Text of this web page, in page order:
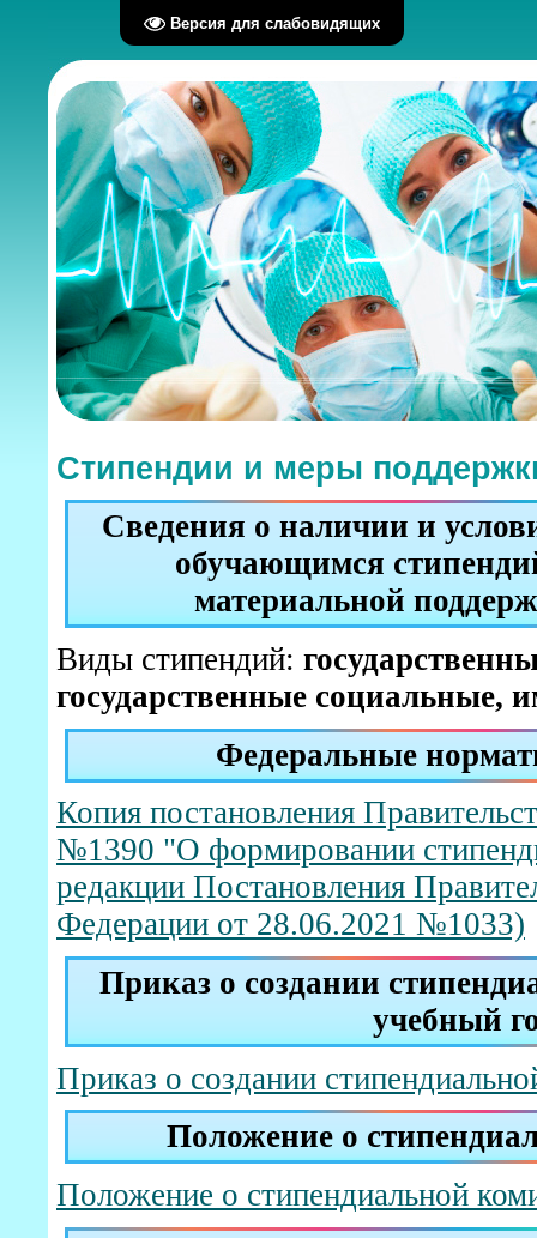
Версия для слабовидящих
Стипендии и меры
Сведения о наличии и
обучающимся
материальной
Виды стипендий:
государственные социальные,
Федеральные
Копия постановления
№1390 "О формировании
редакции Постановления
Федерации от 28.06.2021 №1033)
Приказ о создании
учебный
Приказ о создании
Положение о
Положение о стипендиальной